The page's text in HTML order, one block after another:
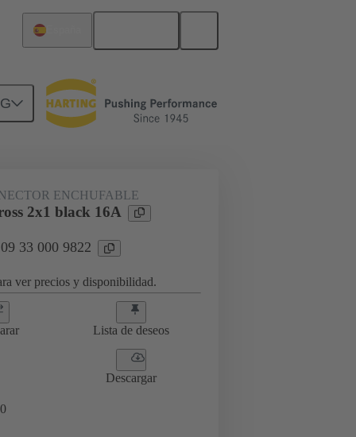
Han® ES Press 09 33 000 9822
ENCHUFABLE
2x1 black 16A
33 000 9822
ver precios y disponibilidad.
Lista de deseos
Descargar
0